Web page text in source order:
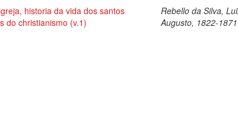
historia da vida dos santos
do christianismo (v.1)
Rebello da Silva,
Augusto, 1822-1871